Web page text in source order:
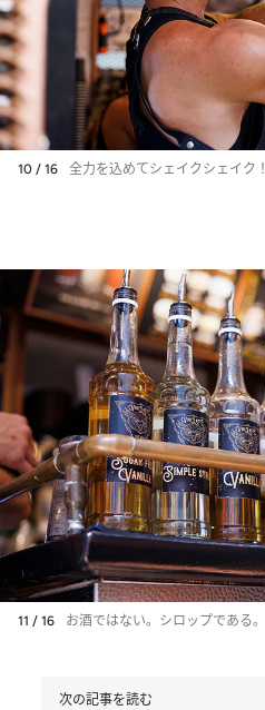
10 / 16 全力を込めてシェイクシェイク！
11 / 16 お酒ではない。シロップである。
次の記事を読む